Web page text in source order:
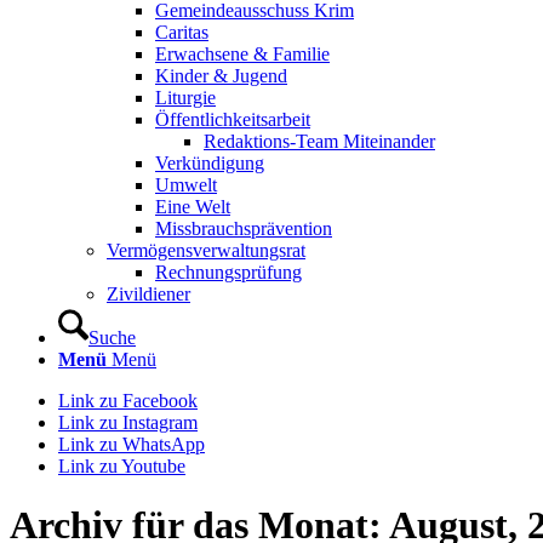
Gemeindeausschuss Krim
Caritas
Erwachsene & Familie
Kinder & Jugend
Liturgie
Öffentlichkeitsarbeit
Redaktions-Team Miteinander
Verkündigung
Umwelt
Eine Welt
Missbrauchsprävention
Vermögensverwaltungsrat
Rechnungsprüfung
Zivildiener
Suche
Menü Menü
Link zu Facebook
Link zu Instagram
Link zu WhatsApp
Link zu Youtube
Archiv für das Monat: August,